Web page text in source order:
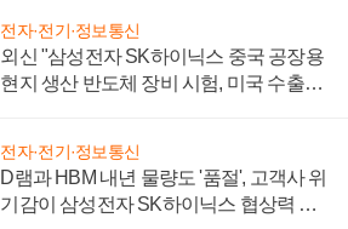
전자·전기·정보통신
외신 "삼성전자 SK하이닉스 중국 공장용
현지 생산 반도체 장비 시험, 미국 수출통
전자·전기·정보통신
D램과 HBM 내년 물량도 '품절', 고객사 위
기감이 삼성전자 SK하이닉스 협상력 더